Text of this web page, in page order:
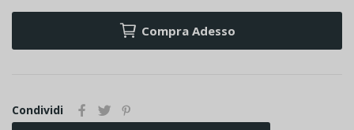
Compra Adesso
Condividi